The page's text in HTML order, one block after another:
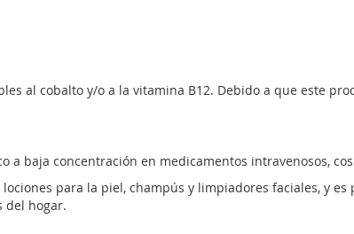
al cobalto y/o a la vitamina B12. Debido a que este
a baja concentración en medicamentos intravenosos,
para la piel, champús y limpiadores faciales, y
del hogar.